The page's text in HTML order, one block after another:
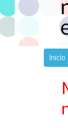
Início